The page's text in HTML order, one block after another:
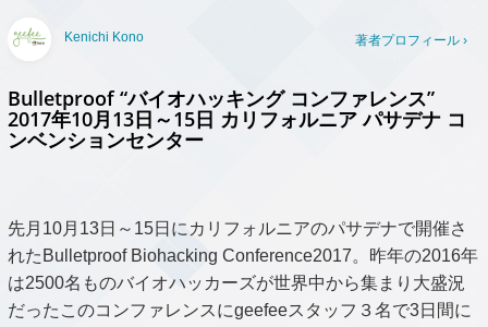
Kenichi Kono 著者プロフィール ›
Bulletproof “バイオハッキング コンファレンス”
2017年10月13日～15日 カリフォルニア パサデナ コ
ンベンションセンター
先月10月13日～15日にカリフォルニアのパサデナで開催さ
れたBulletproof Biohacking Conference2017。昨年の2016年
は2500名ものバイオハッカーズが世界中から集まり大盛況
だったこのコンファレンスにgeefeeスタッフ３名で3日間に